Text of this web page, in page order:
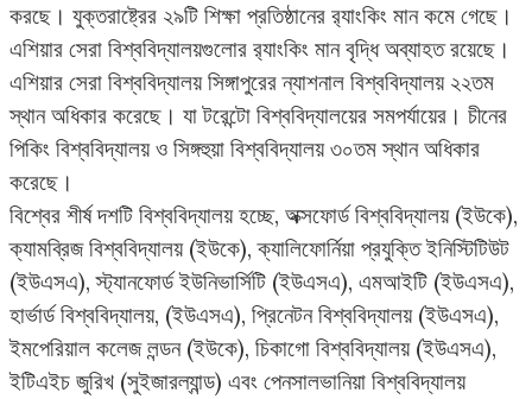
করছে। যুক্তরাষ্ট্রের ২৯টি শিক্ষা প্রতিষ্ঠানের র‌্যাংকিং মান কমে গেছে।
এশিয়ার সেরা বিশ্ববিদ্যালয়গুলোর র‌্যাংকিং মান বৃদ্ধি অব্যাহত রয়েছে।
এশিয়ার সেরা বিশ্ববিদ্যালয় সিঙ্গাপুরের ন্যাশনাল বিশ্ববিদ্যালয় ২২তম
স্থান অধিকার করেছে। যা টরেন্টো বিশ্ববিদ্যালয়ের সমপর্যায়ের। চীনের
পিকিং বিশ্ববিদ্যালয় ও সিঙ্গহুয়া বিশ্ববিদ্যালয় ৩০তম স্থান অধিকার
করেছে।
বিশ্বের শীর্ষ দশটি বিশ্ববিদ্যালয় হচ্ছে, অক্সফোর্ড বিশ্ববিদ্যালয় (ইউকে),
ক্যামব্রিজ বিশ্ববিদ্যালয় (ইউকে), ক্যালিফোর্নিয়া প্রযুক্তি ইনিস্টিটিউট
(ইউএসএ), স্ট্যানফোর্ড ইউনিভার্সিটি (ইউএসএ), এমআইটি (ইউএসএ),
হার্ভার্ড বিশ্ববিদ্যালয়, (ইউএসএ), প্রিনেটন বিশ্ববিদ্যালয় (ইউএসএ),
ইমপেরিয়াল কলেজ লন্ডন (ইউকে), চিকাগো বিশ্ববিদ্যালয় (ইউএসএ),
ইটিএইচ জুরিখ (সুইজারল্যান্ড) এবং পেনসালভানিয়া বিশ্ববিদ্যালয়